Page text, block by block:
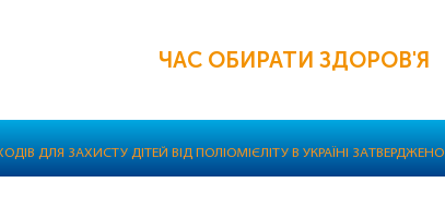
ЧАС ОБИРАТИ ЗДОРОВ'Я
ДЛЯ ЗАХИСТУ ДІТЕЙ ВІД ПОЛІОМІЄЛІТУ В УКРАЇНІ ЗАТВЕРДЖЕНО